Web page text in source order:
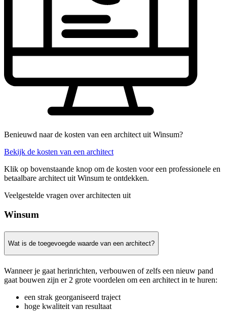
Benieuwd naar de kosten van een architect uit Winsum?
Bekijk de kosten van een architect
Klik op bovenstaande knop om de kosten voor een professionele en
betaalbare architect uit Winsum te ontdekken.
Veelgestelde vragen over architecten uit
Winsum
Wat is de toegevoegde waarde van een architect?
Wanneer je gaat herinrichten, verbouwen of zelfs een nieuw pand
gaat bouwen zijn er 2 grote voordelen om een architect in te huren:
een strak georganiseerd traject
hoge kwaliteit van resultaat